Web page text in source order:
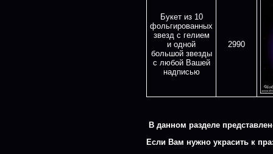
Букет из 10
фольгированных
звезд с гелием
и одной
большой звезды
с любой Вашей
надписью
2990
В данном разделе
Если Вам нужно украсить к